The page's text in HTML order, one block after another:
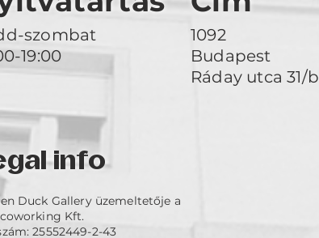
szombat
19:00
1092
Budapest
Ráday utca 31/b
info
Duck Gallery üzemeltetője a
Kft.
25552449-2-43